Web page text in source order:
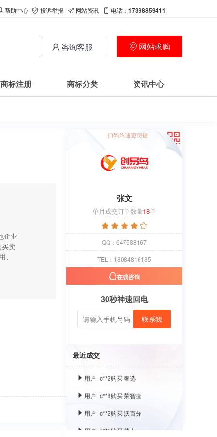
帮助中心 投诉举报 网站资讯 电话： 17398859411
咨询客服 网站求购
商标注册 商标分类 资讯中心
企业
买卖
、
扫码沟通更便捷
张文
单月成交订单数量18单
QQ：647588167
TEL：18084816185
在线咨询
30秒神速回电
联系我
最近成交
c**1 购买 萝卜
c**8 购买 古雍堂
c**2购买 奢选
c**8购买 荣智捷
c**2购买 沃百分
用户 c**8购买 荣智捷
用户 购买 沃百分
用户 购买 萝卜
用户 购买 古雍堂